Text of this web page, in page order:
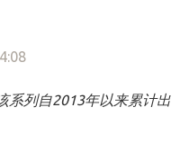
系列自2013年以来累计出